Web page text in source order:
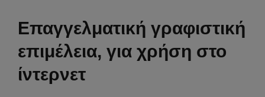
Επαγγελματική γραφιστική
επιμέλεια, για χρήση στο
ίντερνετ